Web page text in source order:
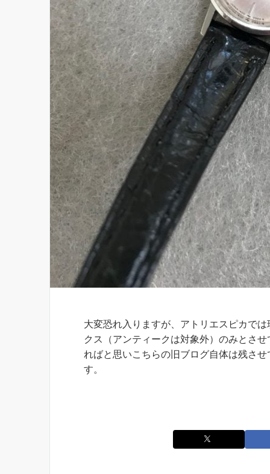
大変恐れ入りますが、アトリエスピカで
クス（アンティークは対象外）のみとさ
ればと思いこちらの旧ブログ自体は残さ
す。